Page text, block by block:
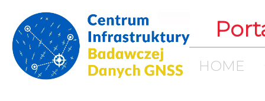
HOME